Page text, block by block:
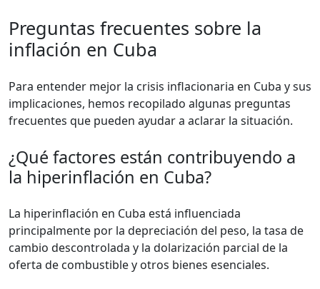
Preguntas frecuentes sobre la
inflación en Cuba
Para entender mejor la crisis inflacionaria en Cuba y sus
implicaciones, hemos recopilado algunas preguntas
frecuentes que pueden ayudar a aclarar la situación.
¿Qué factores están contribuyendo a
la hiperinflación en Cuba?
La hiperinflación en Cuba está influenciada
principalmente por la depreciación del peso, la tasa de
cambio descontrolada y la dolarización parcial de la
oferta de combustible y otros bienes esenciales.